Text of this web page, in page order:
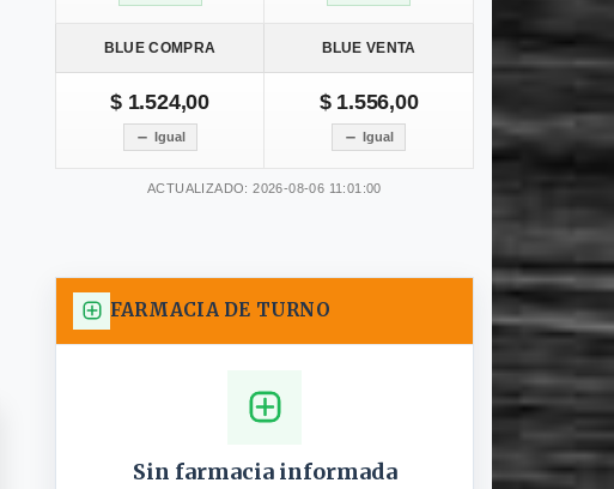
BLUE COMPRA BLUE VENTA
$ 1.524,00
Igual
$ 1.556,00
Igual
ACTUALIZADO: 2026-08-06 11:01:00
FARMACIA DE TURNO
Sin farmacia informada